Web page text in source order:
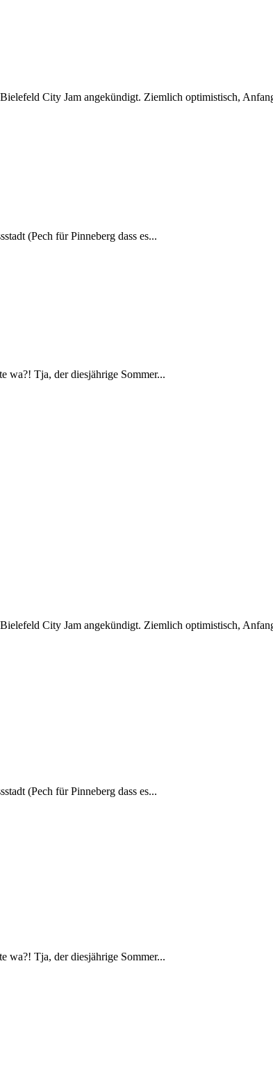
City Jam angekündigt. Ziemlich optimistisch,
(Pech für Pinneberg dass es...
wa?! Tja, der diesjährige Sommer...
City Jam angekündigt. Ziemlich optimistisch,
(Pech für Pinneberg dass es...
wa?! Tja, der diesjährige Sommer...